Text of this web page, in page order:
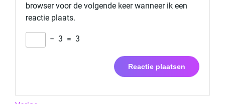
browser voor de volgende keer wanneer ik een
reactie plaats.
− 3 = 3